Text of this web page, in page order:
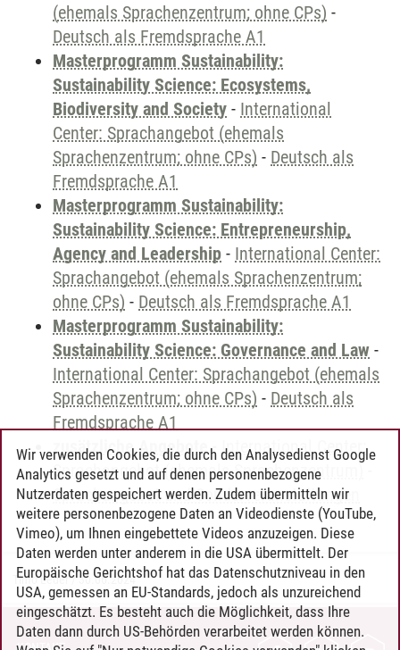
(ehemals Sprachenzentrum; ohne CPs) -
Deutsch als Fremdsprache A1
Masterprogramm Sustainability:
Sustainability Science: Ecosystems,
Biodiversity and Society - International
Center: Sprachangebot (ehemals
Sprachenzentrum; ohne CPs) - Deutsch als
Fremdsprache A1
Masterprogramm Sustainability:
Sustainability Science: Entrepreneurship,
Agency and Leadership - International Center:
Sprachangebot (ehemals Sprachenzentrum;
ohne CPs) - Deutsch als Fremdsprache A1
Masterprogramm Sustainability:
Sustainability Science: Governance and Law -
International Center: Sprachangebot (ehemals
Sprachenzentrum; ohne CPs) - Deutsch als
Fremdsprache A1
zusätzliche Angebote- International Center:
Sprachangebot (ehemals Sprachenzentrum)
Sprachangebot und Sonderveranstaltungen
Timo Leder/30.06.2024
Wir verwenden Cookies, die durch den Analysedienst Google
Analytics gesetzt und auf denen personenbezogene
Nutzerdaten gespeichert werden. Zudem übermitteln wir
weitere personenbezogene Daten an Videodienste (YouTube,
Vimeo), um Ihnen eingebettete Videos anzuzeigen. Diese
Daten werden unter anderem in die USA übermittelt. Der
Europäische Gerichtshof hat das Datenschutzniveau in den
USA, gemessen an EU-Standards, jedoch als unzureichend
eingeschätzt. Es besteht auch die Möglichkeit, dass Ihre
Daten dann durch US-Behörden verarbeitet werden können.